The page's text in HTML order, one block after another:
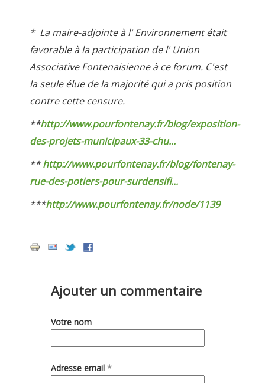
* La maire-adjointe à l' Environnement était
favorable à la participation de l' Union
Associative Fontenaisienne à ce forum. C'est
la seule élue de la majorité qui a pris position
contre cette censure.
**http://www.pourfontenay.fr/blog/exposition-
des-projets-municipaux-33-chu...
**http://www.pourfontenay.fr/blog/fontenay-
rue-des-potiers-pour-surdensifi...
***http://www.pourfontenay.fr/node/1139
Ajouter un commentaire
Votre nom
Adresse email *